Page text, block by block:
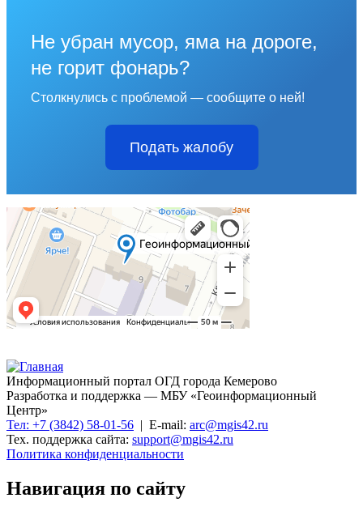
Не убран мусор, яма на дороге,
не горит фонарь?
Столкнулись с проблемой — сообщите о ней!
Подать жалобу
Информационный портал ОГД города Кемерово
Разработка и поддержка — МБУ «Геоинформационный
Центр»
Тел: +7 (3842) 58-01-56 | E-mail: arc@mgis42.ru
Тех. поддержка сайта: support@mgis42.ru
Политика конфиденциальности
Навигация по сайту